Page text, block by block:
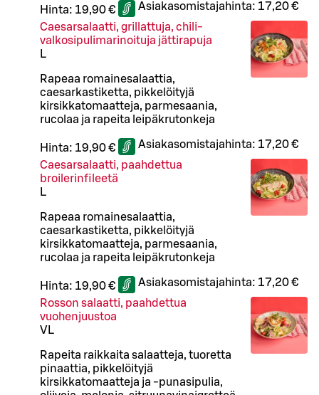
Hinta: 19,90 € Asiakasomistajahinta: 17,20 €
Caesarsalaatti, grillattuja, chili-
valkosipulimarinoituja jättirapuja
L
Rapeaa romainesalaattia,
caesarkastiketta, pikkelöityjä
kirsikkatomaatteja, parmesaania,
rucolaa ja rapeita leipäkrutonkeja
Hinta: 19,90 € Asiakasomistajahinta: 17,20 €
Caesarsalaatti, paahdettua
broilerinfileetä
L
Rapeaa romainesalaattia,
caesarkastiketta, pikkelöityjä
kirsikkatomaatteja, parmesaania,
rucolaa ja rapeita leipäkrutonkeja
Hinta: 19,90 € Asiakasomistajahinta: 17,20 €
Rosson salaatti, paahdettua
vuohenjuustoa
VL
Rapeita raikkaita salaatteja, tuoretta
pinaattia, pikkelöityjä
kirsikkatomaatteja ja -punasipulia,